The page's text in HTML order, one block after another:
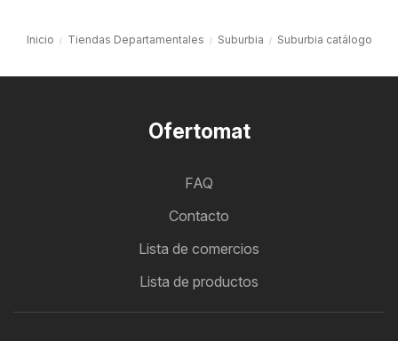
Inicio Tiendas Departamentales Suburbia Suburbia catálogo
Ofertomat
FAQ
Contacto
Lista de comercios
Lista de productos